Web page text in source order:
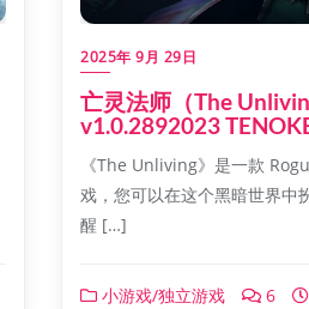
2025年 9月 29日
亡灵法师（The
v1.0.2892023
《The Unliving》是一款
戏，您可以在这个黑暗世界中
醒 […]
小游戏/独立游戏 6